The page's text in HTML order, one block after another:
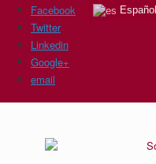
Facebook
Twitter
Linkedin
Google+
email
Español